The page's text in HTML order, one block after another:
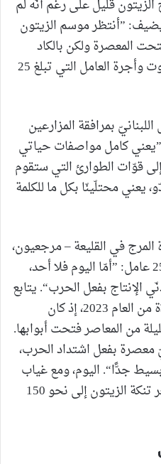
الزيتون قليل على رغم أنّه لم
”أنتظر موسم الزيتون
المعصرة ولكن بالكاد
يكفي المردود لسداد كلفة المازوت وأجرة العامل التي تبلغ 25
بمرافقة المزارعين
كامل مواصفات حياتي
قوّات الطوارئ التي ستقوم
يعني محتلّينّا بكل ما للكلمة
في القليعة – مرجعيون،
والتي كانت تضّم ما يقارب الـ 25 عامل: ”أمّا اليوم فلا أحد،
بفعل الحرب“. يتابع
لـ ”مناطق نت“: ”الخسائر ممتدّة من العام 2023، إذ كان
من المعاصر فتحت أبوابها.
فلم تفتح أيّ معصرة بفعل اشتداد الحرب،
جدًّا“. اليوم، ومع غياب
الموسم بفعل الحرب، ارتفع سعر تنكة الزيتون إلى نحو 150